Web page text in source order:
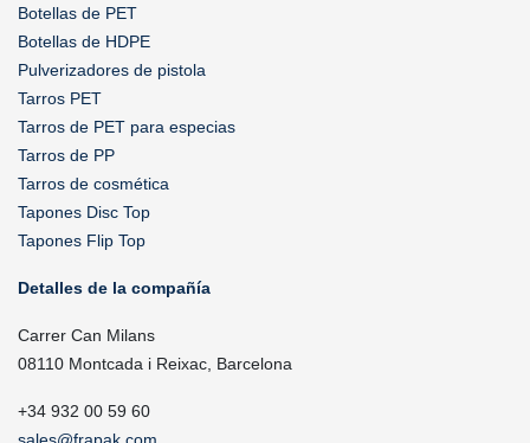
Botellas de PET
Botellas de HDPE
Pulverizadores de pistola
Tarros PET
Tarros de PET para especias
Tarros de PP
Tarros de cosmética
Tapones Disc Top
Tapones Flip Top
Detalles de la compañía
Carrer Can Milans
08110 Montcada i Reixac, Barcelona
+34 932 00 59 60